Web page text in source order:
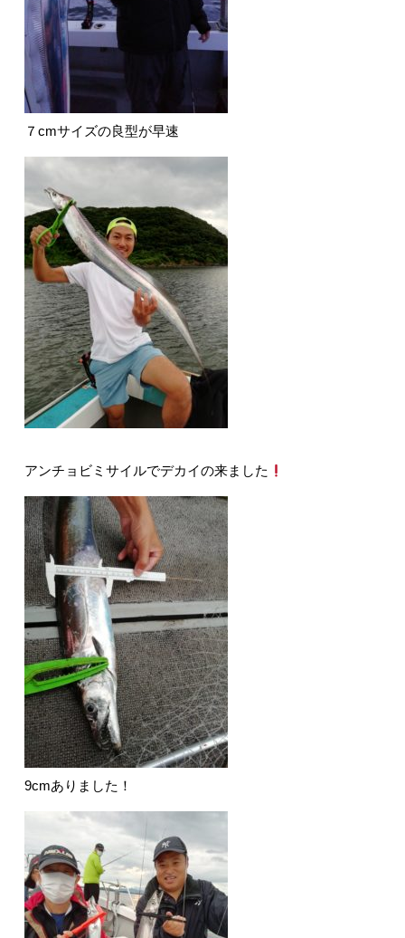
７cmサイズの良型が早速
アンチョビミサイルでデカイの来ました
9cmありました！